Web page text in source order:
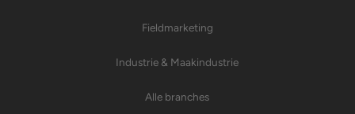
Fieldmarketing
Industrie & Maakindustrie
Alle branches